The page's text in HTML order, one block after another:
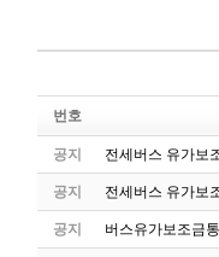
번호
공지 전세버스 유가보
공지 전세버스 유가보
공지 버스유가보조금